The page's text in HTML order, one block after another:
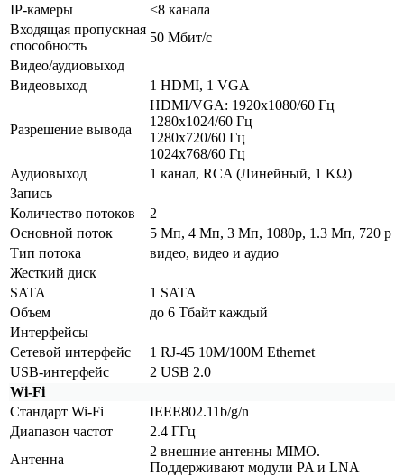
IP-камеры
<8 канала
Входящая пропускная
способность
50 Мбит/с
Видео/аудиовыход
Видеовыход
1 HDMI, 1 VGA
Разрешение вывода
HDMI/VGA: 1920х1080/60 Гц
1280х1024/60 Гц
1280х720/60 Гц
1024х768/60 Гц
Аудиовыход
1 канал, RCA (Линейный, 1 KΩ)
Запись
Количество потоков
2
Основной поток
5 Мп, 4 Мп, 3 Мп, 1080p, 1.3 Мп, 720 p
Тип потока
видео, видео и аудио
Жесткий диск
SATA
1 SATA
Объем
до 6 Тбайт каждый
Интерфейсы
Сетевой интерфейс
1 RJ-45 10M/100M Ethernet
USB-интерфейс
2 USB 2.0
Wi-Fi
Стандарт Wi-Fi
IEEE802.11b/g/n
Диапазон частот
2.4 ГГц
Антенна
2 внешние антенны MIMO.
Поддерживают модули PA и LNA